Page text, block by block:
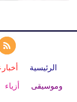
الرئيسية
وموسيقى أزياء